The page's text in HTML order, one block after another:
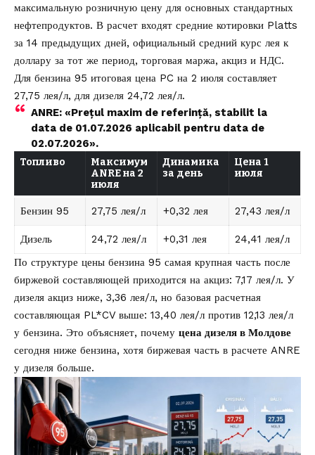
максимальную розничную цену для основных стандартных
нефтепродуктов. В расчет входят средние котировки Platts
за 14 предыдущих дней, официальный средний курс лея к
доллару за тот же период, торговая маржа, акциз и НДС.
Для бензина 95 итоговая цена PC на 2 июля составляет
27,75 лея/л, для дизеля 24,72 лея/л.
ANRE: «Prețul maxim de referință, stabilit la
data de 01.07.2026 aplicabil pentru data de
02.07.2026».
Топливо
Максимум
ANRE на 2
июля
Динамика
за день
Цена 1
июля
Бензин 95 27,75 лея/л +0,32 лея 27,43 лея/л
Дизель 24,72 лея/л +0,31 лея
24,41 лея/л
По структуре цены бензина 95 самая крупная часть после
биржевой составляющей приходится на акциз: 7,17 лея/л. У
дизеля акциз ниже, 3,36 лея/л, но базовая расчетная
составляющая PL*CV выше: 13,40 лея/л против 12,13 лея/л
у бензина. Это объясняет, почему цена дизеля в Молдове
сегодня ниже бензина, хотя биржевая часть в расчете ANRE
у дизеля больше.